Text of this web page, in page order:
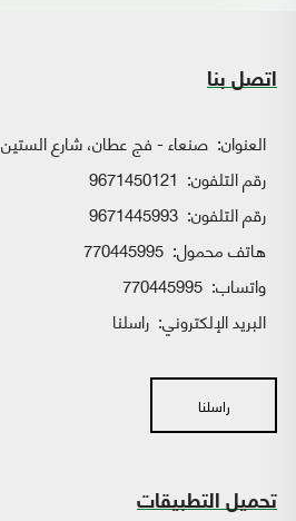
اتصل بنا
العنوان: صنعاء - فج عطان، شارع الستين
رقم التلفون: 9671450121
رقم التلفون: 9671445993
هاتف محمول: 770445995
واتساب:
البريد الإلكتروني: راسلنا
راسلنا
تحميل التطبيقات